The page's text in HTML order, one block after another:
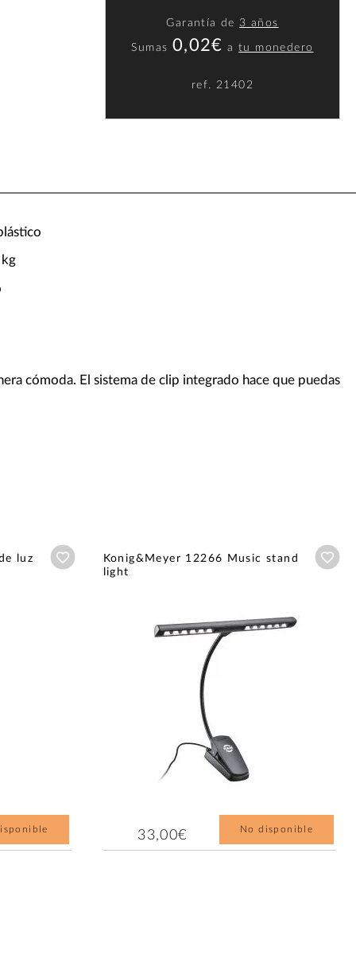
Garantía de 3 años
Sumas 0,02€ atu monedero
ref. 21402
kg
cómoda. El sistema de clip integrado hace que puedas
luz
Añadir a wishlist
Konig&Meyer 12266 Music stand
light
33,00€ No disponible